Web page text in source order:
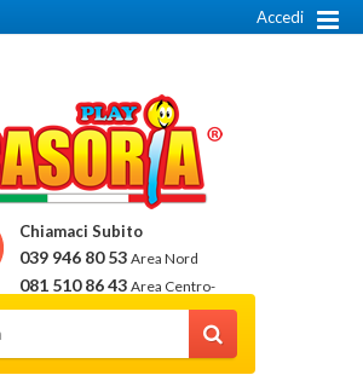
Accedi
Chiamaci Subito
039 946 80 53 Area Nord
081 510 86 43 Area Centro-
Sud